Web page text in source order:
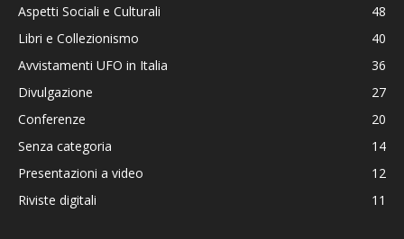
Aspetti Sociali e Culturali
48
Libri e Collezionismo
40
Avvistamenti UFO in Italia
36
Divulgazione
27
Conferenze
20
Senza categoria
14
Presentazioni a video
12
Riviste digitali
11